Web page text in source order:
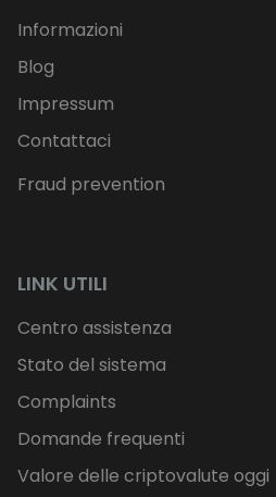
Informazioni
Blog
Impressum
Contattaci
Fraud prevention
LINK UTILI
Centro assistenza
Stato del sistema
Complaints
Domande frequenti
Valore delle criptovalute oggi